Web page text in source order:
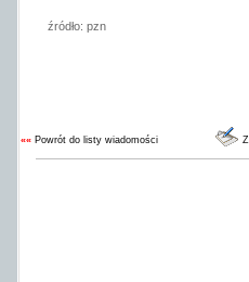
źródło: pzn
«« Powrót do listy wiadomości